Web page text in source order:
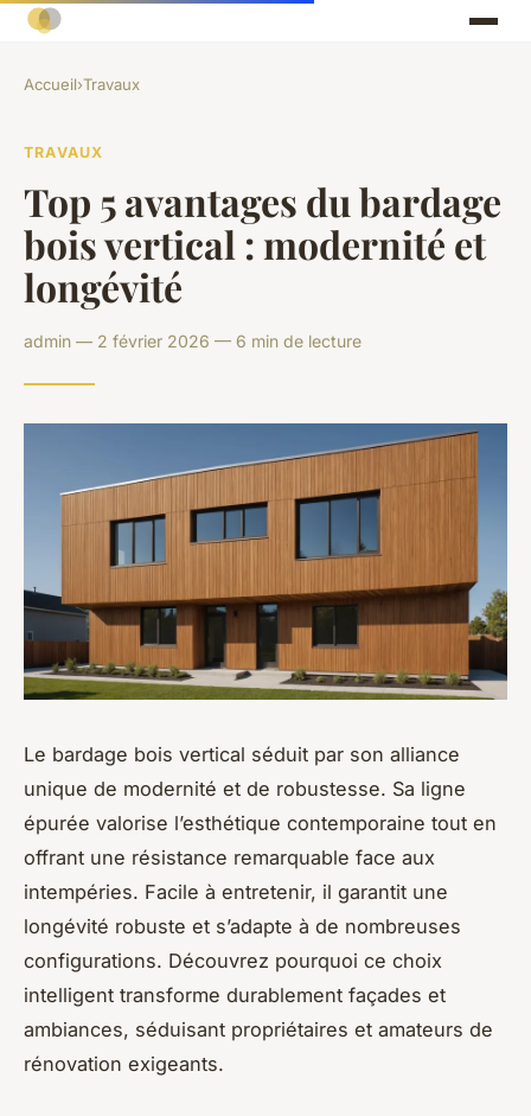
Accueil›Travaux
TRAVAUX
Top 5 avantages du bardage
bois vertical : modernité et
longévité
admin — 2 février 2026 — 6 min de lecture
Le bardage bois vertical séduit par son alliance
unique de modernité et de robustesse. Sa ligne
épurée valorise l’esthétique contemporaine tout en
offrant une résistance remarquable face aux
intempéries. Facile à entretenir, il garantit une
longévité robuste et s’adapte à de nombreuses
configurations. Découvrez pourquoi ce choix
intelligent transforme durablement façades et
ambiances, séduisant propriétaires et amateurs de
rénovation exigeants.